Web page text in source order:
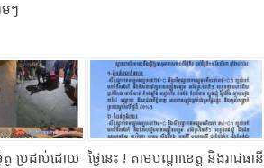
មៗ
តូ ប្រដាប់ដោយ ថ្ងៃនេះ ! តាមបណ្តាខេត្ត និងរាជធានី